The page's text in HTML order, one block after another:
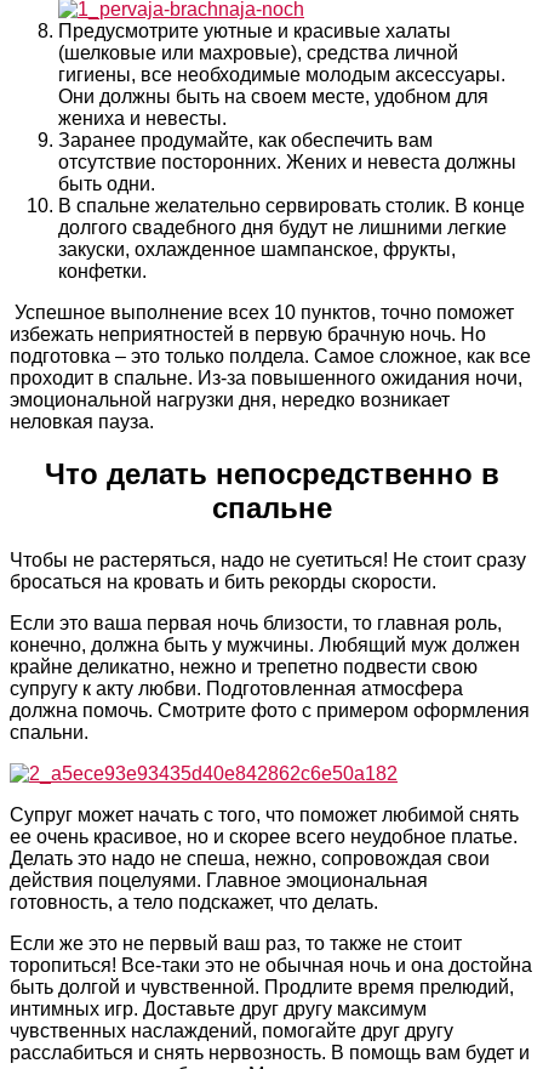
Предусмотрите уютные и красивые халаты
(шелковые или махровые), средства личной
гигиены, все необходимые молодым аксессуары.
Они должны быть на своем месте, удобном для
жениха и невесты.
Заранее продумайте, как обеспечить вам
отсутствие посторонних. Жених и невеста должны
быть одни.
В спальне желательно сервировать столик. В конце
долгого свадебного дня будут не лишними легкие
закуски, охлажденное шампанское, фрукты,
конфетки.
Успешное выполнение всех 10 пунктов, точно поможет
избежать неприятностей в первую брачную ночь. Но
подготовка – это только полдела. Самое сложное, как все
проходит в спальне. Из-за повышенного ожидания ночи,
эмоциональной нагрузки дня, нередко возникает
неловкая пауза.
Что делать непосредственно в
спальне
Чтобы не растеряться, надо не суетиться! Не стоит сразу
бросаться на кровать и бить рекорды скорости.
Если это ваша первая ночь близости, то главная роль,
конечно, должна быть у мужчины. Любящий муж должен
крайне деликатно, нежно и трепетно подвести свою
супругу к акту любви. Подготовленная атмосфера
должна помочь. Смотрите фото с примером оформления
спальни.
Супруг может начать с того, что поможет любимой снять
ее очень красивое, но и скорее всего неудобное платье.
Делать это надо не спеша, нежно, сопровождая свои
действия поцелуями. Главное эмоциональная
готовность, а тело подскажет, что делать.
Если же это не первый ваш раз, то также не стоит
торопиться! Все-таки это не обычная ночь и она достойна
быть долгой и чувственной. Продлите время прелюдий,
интимных игр. Доставьте друг другу максимум
чувственных наслаждений, помогайте друг другу
расслабиться и снять нервозность. В помощь вам будет и